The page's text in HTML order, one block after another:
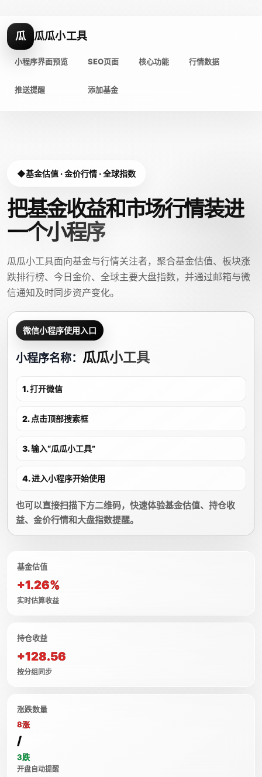
瓜 瓜瓜小工具
小程序界面预览 SEO页面 核心功能 行情数据
推送提醒 添加基金
基金估值 · 金价行情 · 全球指数
把基金收益和市场行情装进
一个小程序
瓜瓜小工具面向基金与行情关注者，聚合基金估值、板块涨
跌排行榜、今日金价、全球主要大盘指数，并通过邮箱与微
信通知及时同步资产变化。
微信小程序使用入口
小程序名称： 瓜瓜小工具
1. 打开微信
2. 点击顶部搜索框
3. 输入“瓜瓜小工具”
4. 进入小程序开始使用
也可以直接扫描下方二维码，快速体验基金估值、持仓收
益、金价行情和大盘指数提醒。
基金估值
+1.26%
实时估算收益
持仓收益
+128.56
按分组同步
涨跌数量
8涨
/
3跌
开盘自动提醒